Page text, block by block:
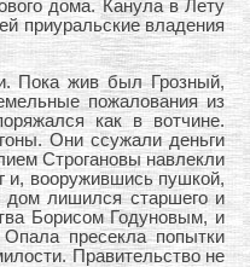
дома. Канула в Лету
приуральские владения
Пока жив был Грозный,
пожалования из
как в вотчине.
Они ссужали деньги
Строгановы навлекли
и, вооружившись пушкой,
дом лишился старшего и
Борисом Годуновым, и
пресекла попытки
Правительство не